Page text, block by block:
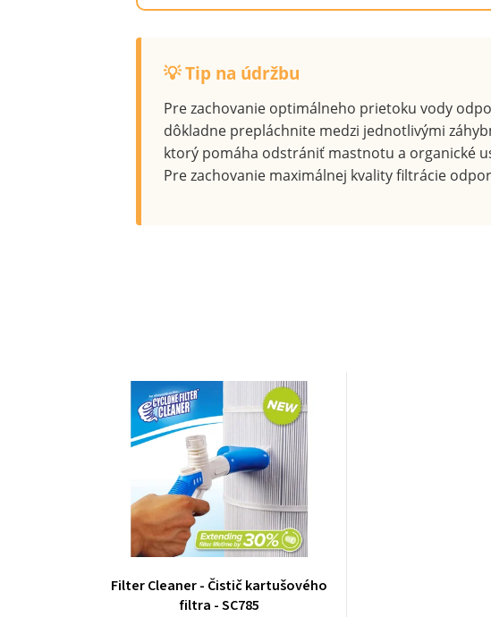
💡 Tip na údržbu
Pre zachovanie optimálneho prietoku vody
dôkladne prepláchnite medzi jednotlivými
ktorý pomáha odstrániť mastnotu a organické
Pre zachovanie maximálnej kvality filtrácie
Filter Cleaner - Čistič kartušového
filtra - SC785